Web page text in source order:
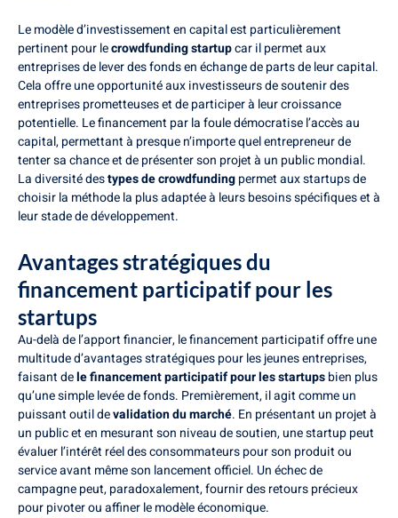
Le modèle d’investissement en capital est particulièrement
pertinent pour lecrowdfunding startupcar il permet aux
entreprises de lever des fonds en échange de parts de leur capital.
Cela offre une opportunité aux investisseurs de soutenir des
entreprises prometteuses et de participer à leur croissance
potentielle. Le financement par la foule démocratise l’accès au
capital, permettant à presque n’importe quel entrepreneur de
tenter sa chance et de présenter son projet à un public mondial.
La diversité destypes de crowdfundingpermet aux startups de
choisir la méthode la plus adaptée à leurs besoins spécifiques et à
leur stade de développement.
Avantages stratégiques du
financement participatif pour les
startups
Au-delà de l’apport financier, le financement participatif offre une
multitude d’avantages stratégiques pour les jeunes entreprises,
faisant dele financement participatif pour les startupsbien plus
qu’une simple levée de fonds. Premièrement, il agit comme un
puissant outil devalidation du marché. En présentant un projet à
un public et en mesurant son niveau de soutien, une startup peut
évaluer l’intérêt réel des consommateurs pour son produit ou
service avant même son lancement officiel. Un échec de
campagne peut, paradoxalement, fournir des retours précieux
pour pivoter ou affiner le modèle économique.